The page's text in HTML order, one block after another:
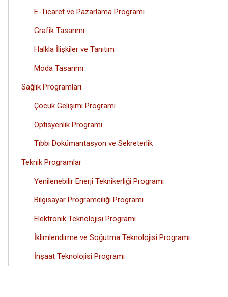
E-Ticaret ve Pazarlama Programı
Grafik Tasarımı
Halkla İlişkiler ve Tanıtım
Moda Tasarımı
Sağlık Programları
Çocuk Gelişimi Programı
Optisyenlik Programı
Tıbbi Dokümantasyon ve Sekreterlik
Teknik Programlar
Yenilenebilir Enerji Teknikerliği Programı
Bilgisayar Programcılığı Programı
Elektronik Teknolojisi Programı
İklimlendirme ve Soğutma Teknolojisi Programı
İnşaat Teknolojisi Programı